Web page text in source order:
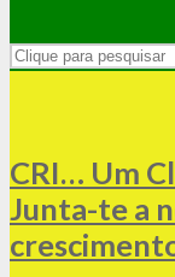
CRI… Um
Junta-te a